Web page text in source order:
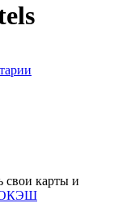
свои карты и